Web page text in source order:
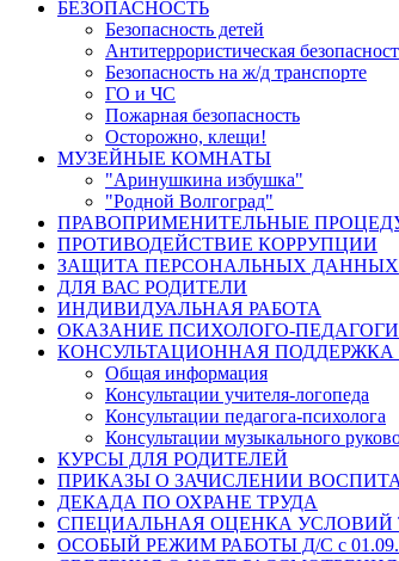
БЕЗОПАСНОСТЬ
Безопасность детей
Антитеррористическая
Безопасность на ж/д транспорте
ГО и ЧС
Пожарная безопасность
Осторожно, клещи!
МУЗЕЙНЫЕ КОМНАТЫ
"Аринушкина избушка"
"Родной Волгоград"
ПРАВОПРИМЕНИТЕЛЬНЫЕ
ПРОТИВОДЕЙСТВИЕ КОРРУПЦИИ
ЗАЩИТА ПЕРСОНАЛЬНЫХ ДАННЫХ
ДЛЯ ВАС РОДИТЕЛИ
ИНДИВИДУАЛЬНАЯ РАБОТА
ОКАЗАНИЕ ПСИХОЛОГО-
КОНСУЛЬТАЦИОННАЯ ПОДДЕРЖКА
Общая информация
Консультации учителя-логопеда
Консультации педагога-психолога
Консультации музыкального
КУРСЫ ДЛЯ РОДИТЕЛЕЙ
ПРИКАЗЫ О ЗАЧИСЛЕНИИ
ДЕКАДА ПО ОХРАНЕ ТРУДА
СПЕЦИАЛЬНАЯ ОЦЕНКА УСЛОВИЙ
ОСОБЫЙ РЕЖИМ РАБОТЫ Д/С с